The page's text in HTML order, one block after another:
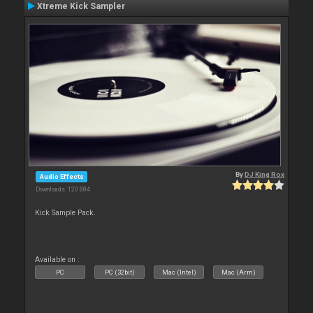
Xtreme Kick Sampler
Audio Effects
Downloads: 120 884
ByDJ King Rox
Kick Sample Pack.
Available on :
PC PC (32bit) Mac (Intel) Mac (Arm)